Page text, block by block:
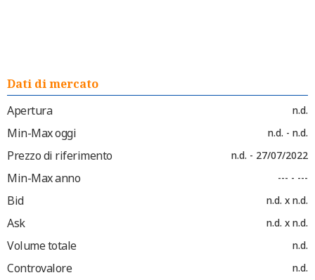
Dati di mercato
Apertura
n.d.
Min-Max oggi n.d. - n.d.
Prezzo di riferimento n.d. - 27/07/2022
Min-Max anno --- - ---
Bid n.d. x n.d.
Ask n.d. x n.d.
Volume totale n.d.
Controvalore n.d.